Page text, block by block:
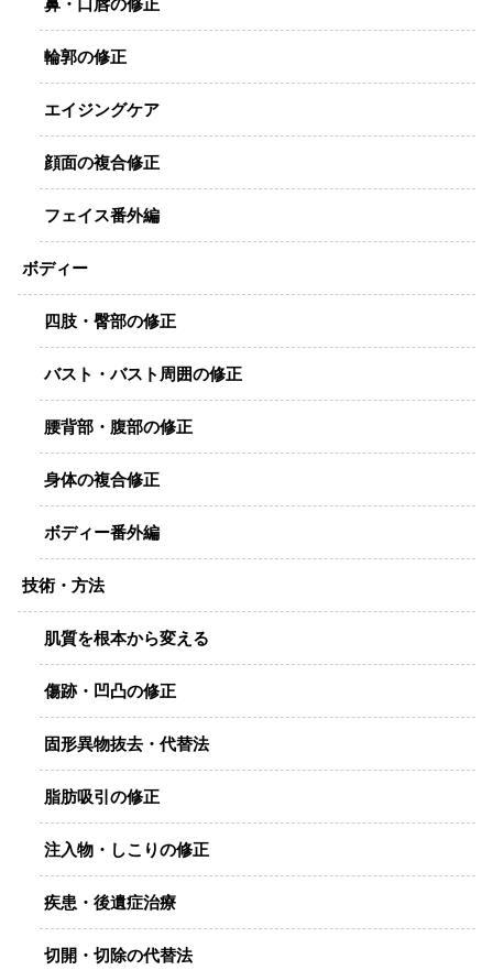
輪郭の修正
エイジングケア
顔面の複合修正
フェイス番外編
ボディー
四肢・臀部の修正
バスト・バスト周囲の修正
腰背部・腹部の修正
身体の複合修正
ボディー番外編
技術・方法
肌質を根本から変える
傷跡・凹凸の修正
固形異物抜去・代替法
脂肪吸引の修正
注入物・しこりの修正
疾患・後遺症治療
切開・切除の代替法